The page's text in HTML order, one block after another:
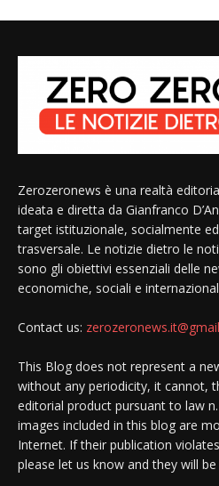
Zerozeronews è una realtà
ideata e diretta da Gianfranco
target istituzionale, socialmente
trasversale. Le notizie dietro le
sono gli obiettivi essenziali delle
economiche, sociali e
Contact us:
This Blog does not represent a
without any periodicity, it cannot,
editorial product pursuant to law
images included in this blog are
Internet. If their publication
please let us know and they will